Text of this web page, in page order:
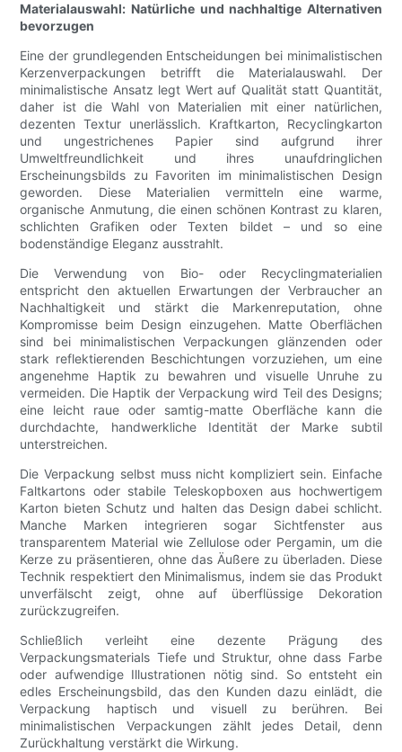
Materialauswahl: Natürliche und nachhaltige Alternativen
bevorzugen
Eine der grundlegenden Entscheidungen bei minimalistischen
Kerzenverpackungen betrifft die Materialauswahl. Der
minimalistische Ansatz legt Wert auf Qualität statt Quantität,
daher ist die Wahl von Materialien mit einer natürlichen,
dezenten Textur unerlässlich. Kraftkarton, Recyclingkarton
und ungestrichenes Papier sind aufgrund ihrer
Umweltfreundlichkeit und ihres unaufdringlichen
Erscheinungsbilds zu Favoriten im minimalistischen Design
geworden. Diese Materialien vermitteln eine warme,
organische Anmutung, die einen schönen Kontrast zu klaren,
schlichten Grafiken oder Texten bildet – und so eine
bodenständige Eleganz ausstrahlt.
Die Verwendung von Bio- oder Recyclingmaterialien
entspricht den aktuellen Erwartungen der Verbraucher an
Nachhaltigkeit und stärkt die Markenreputation, ohne
Kompromisse beim Design einzugehen. Matte Oberflächen
sind bei minimalistischen Verpackungen glänzenden oder
stark reflektierenden Beschichtungen vorzuziehen, um eine
angenehme Haptik zu bewahren und visuelle Unruhe zu
vermeiden. Die Haptik der Verpackung wird Teil des Designs;
eine leicht raue oder samtig-matte Oberfläche kann die
durchdachte, handwerkliche Identität der Marke subtil
unterstreichen.
Die Verpackung selbst muss nicht kompliziert sein. Einfache
Faltkartons oder stabile Teleskopboxen aus hochwertigem
Karton bieten Schutz und halten das Design dabei schlicht.
Manche Marken integrieren sogar Sichtfenster aus
transparentem Material wie Zellulose oder Pergamin, um die
Kerze zu präsentieren, ohne das Äußere zu überladen. Diese
Technik respektiert den Minimalismus, indem sie das Produkt
unverfälscht zeigt, ohne auf überflüssige Dekoration
zurückzugreifen.
Schließlich verleiht eine dezente Prägung des
Verpackungsmaterials Tiefe und Struktur, ohne dass Farbe
oder aufwendige Illustrationen nötig sind. So entsteht ein
edles Erscheinungsbild, das den Kunden dazu einlädt, die
Verpackung haptisch und visuell zu berühren. Bei
minimalistischen Verpackungen zählt jedes Detail, denn
Zurückhaltung verstärkt die Wirkung.